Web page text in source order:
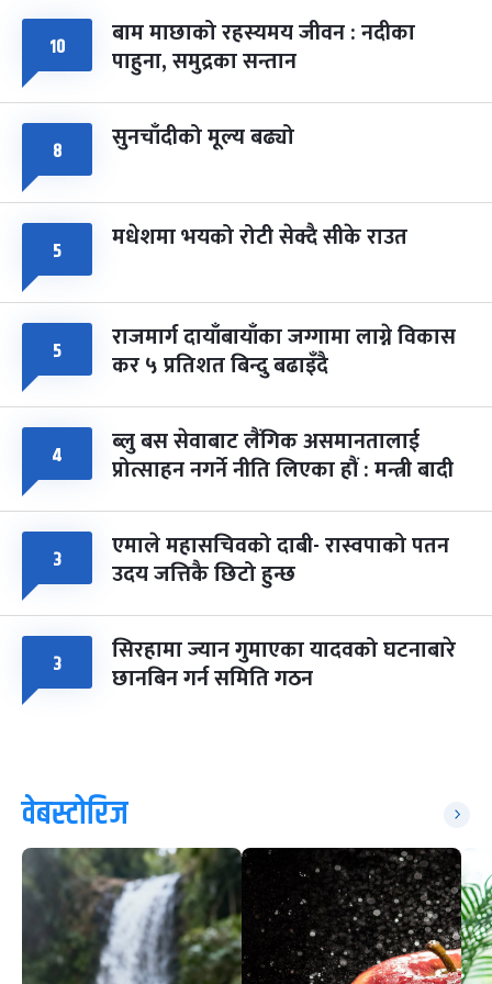
८ फागुपूर्णिमा
चैत्र ८, २०८३-Mar 22, 2027
७ महिना बाँकी
१० बाम माछाको रहस्यमय जीवन : नदीका
पाहुना, समुद्रका सन्तान
८ सुनचाँदीको मूल्य बढ्यो
५ मधेशमा भयको रोटी सेक्दै सीके राउत
५ राजमार्ग दायाँबायाँका जग्गामा लाग्ने विकास
कर ५ प्रतिशत बिन्दु बढाइँदै
४ ब्लु बस सेवाबाट लैंगिक असमानतालाई
प्रोत्साहन नगर्ने नीति लिएका हौं : मन्त्री बादी
३ एमाले महासचिवको दाबी- रास्वपाको पतन
उदय जत्तिकै छिटो हुन्छ
३ सिरहामा ज्यान गुमाएका यादवको घटनाबारे
छानबिन गर्न समिति गठन
वेबस्टोरिज